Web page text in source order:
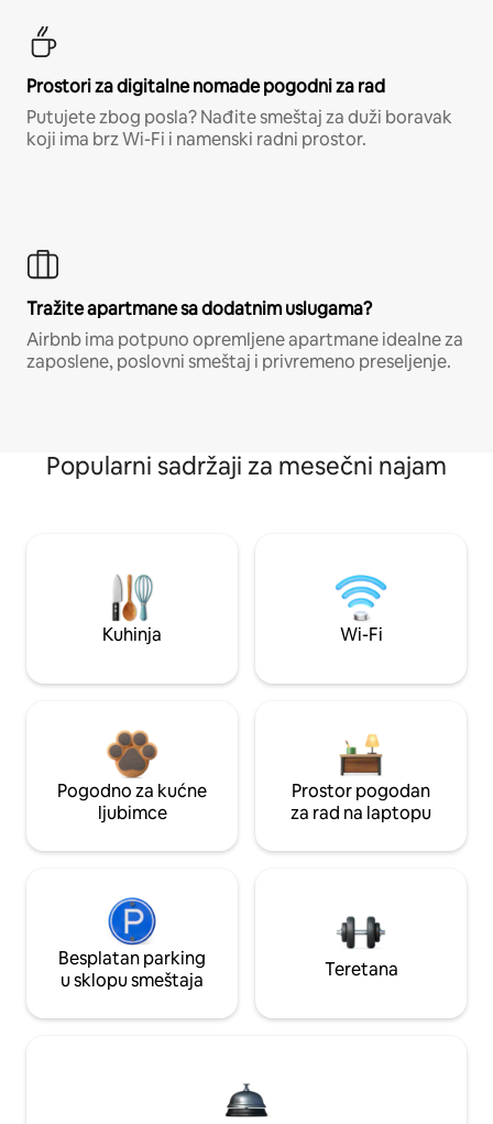
Prostori za digitalne nomade pogodni za rad
Putujete zbog posla? Nađite smeštaj za duži boravak
koji ima brz Wi-Fi i namenski radni prostor.
Tražite apartmane sa dodatnim uslugama?
Airbnb ima potpuno opremljene apartmane idealne za
zaposlene, poslovni smeštaj i privremeno preseljenje.
Popularni sadržaji za mesečni najam
Kuhinja Wi-Fi
Pogodno za kućne
ljubimce
Prostor pogodan
za rad na laptopu
Besplatan parking
u sklopu smeštaja
Teretana